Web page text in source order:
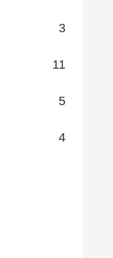
3
11
5
4